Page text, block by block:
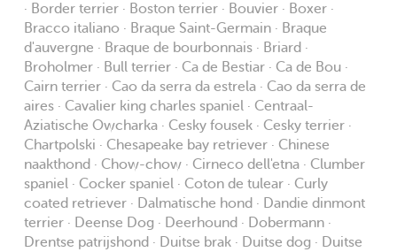
· Border terrier · Boston terrier · Bouvier · Boxer ·
Bracco italiano · Braque Saint-Germain · Braque
d'auvergne · Braque de bourbonnais · Briard ·
Broholmer · Bull terrier · Ca de Bestiar · Ca de Bou ·
Cairn terrier · Cao da serra da estrela · Cao da serra de
aires · Cavalier king charles spaniel · Centraal-
Aziatische Owcharka · Cesky fousek · Cesky terrier ·
Chartpolski · Chesapeake bay retriever · Chinese
naakthond · Chow-chow · Cirneco dell'etna · Clumber
spaniel · Cocker spaniel · Coton de tulear · Curly
coated retriever · Dalmatische hond · Dandie dinmont
terrier · Deense Dog · Deerhound · Dobermann ·
Drentse patrijshond · Duitse brak · Duitse dog · Duitse